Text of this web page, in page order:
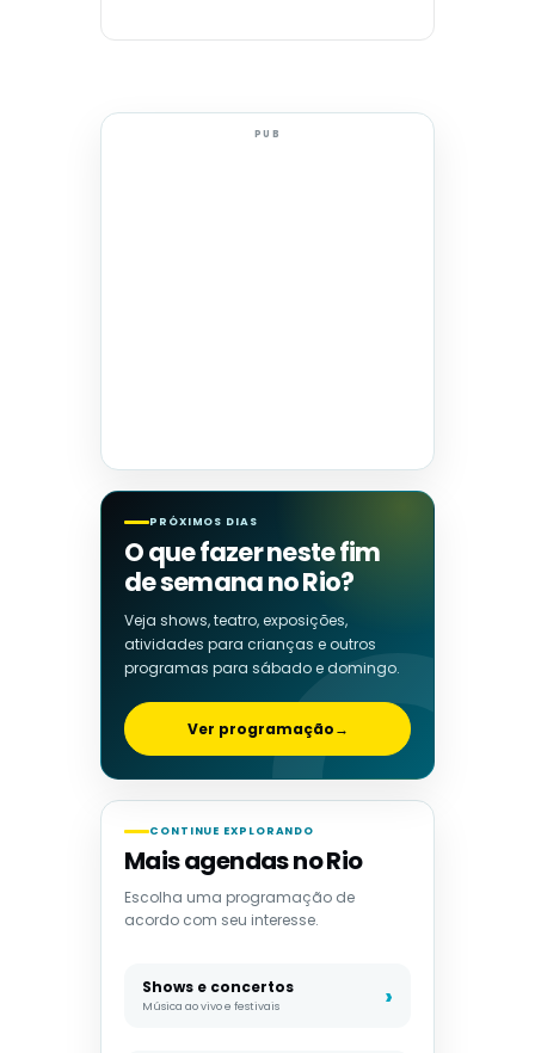
PUB
PRÓXIMOS DIAS
O que fazer neste fim
de semana no Rio?
Veja shows, teatro, exposições,
atividades para crianças e outros
programas para sábado e domingo.
Ver programação→
CONTINUE EXPLORANDO
Mais agendas no Rio
Escolha uma programação de
acordo com seu interesse.
Shows e concertos
Música ao vivo e festivais